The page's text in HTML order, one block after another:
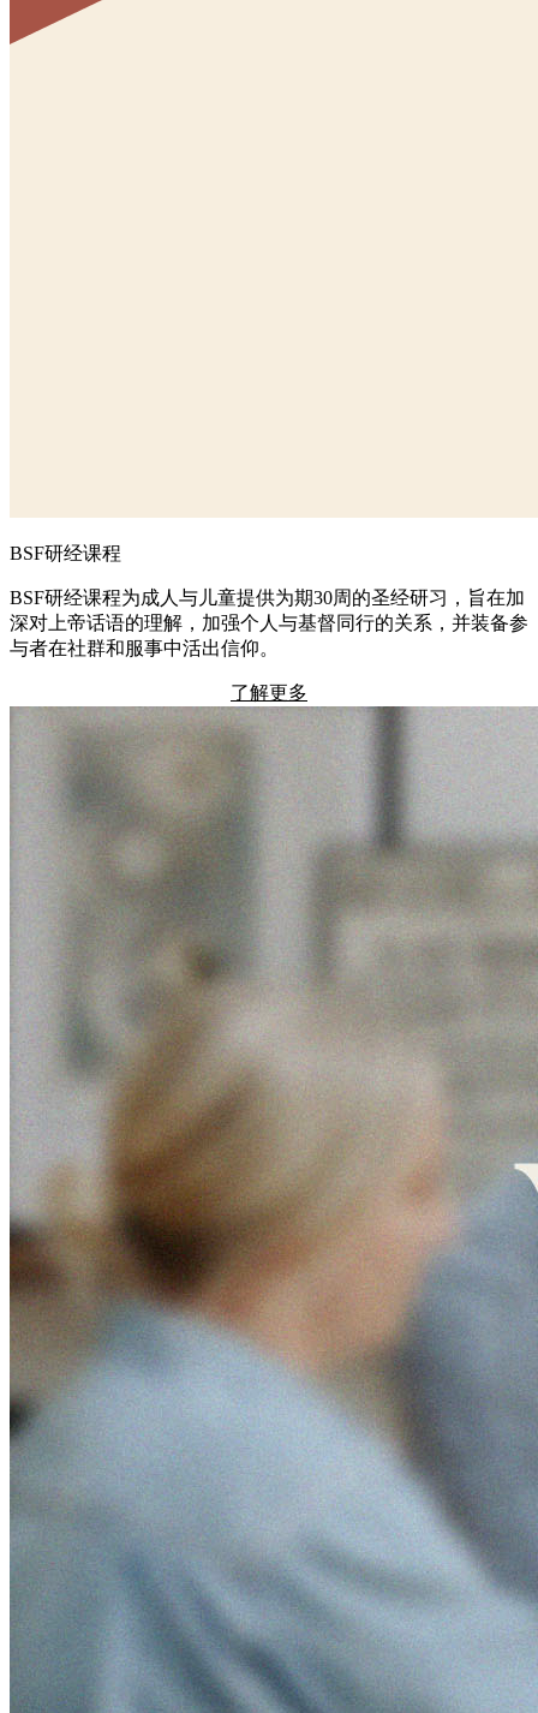
BSF研经课程
BSF研经课程为成人与儿童提供为期30周的圣经研习，旨在加
深对上帝话语的理解，加强个人与基督同行的关系，并装备参
与者在社群和服事中活出信仰。
了解更多